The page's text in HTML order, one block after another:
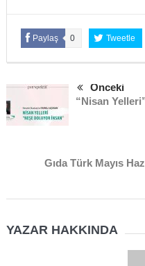
Paylaş 0 Tweetle
Önceki
“Nisan
Gıda Türk Mayıs
YAZAR HAKKINDA